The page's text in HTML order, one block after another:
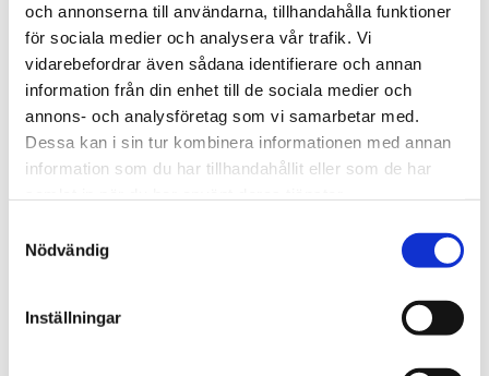
och annonserna till användarna, tillhandahålla funktioner
för sociala medier och analysera vår trafik. Vi
vidarebefordrar även sådana identifierare och annan
information från din enhet till de sociala medier och
annons- och analysföretag som vi samarbetar med.
Dessa kan i sin tur kombinera informationen med annan
information som du har tillhandahållit eller som de har
Nödvändig
Inställningar
RELATERADE PRODUKTER
HRC 65. *Film*